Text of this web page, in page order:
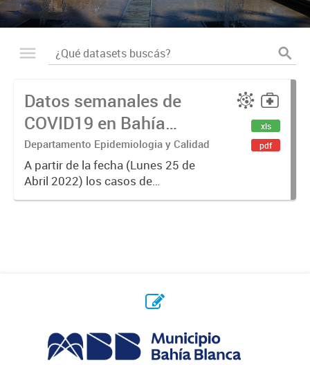
Datos semanales de
COVID19 en Bahía
Blanca
Departamento Epidemiologia y Calidad
A partir de la fecha (Lunes 25 de
Abril 2022) los casos de
Coronavirus se informarán
xls
pdf